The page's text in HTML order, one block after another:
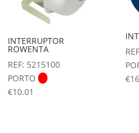
INTERRUPTOR
ROWENTA
REF: 5215100
PORTO
€10.01
€